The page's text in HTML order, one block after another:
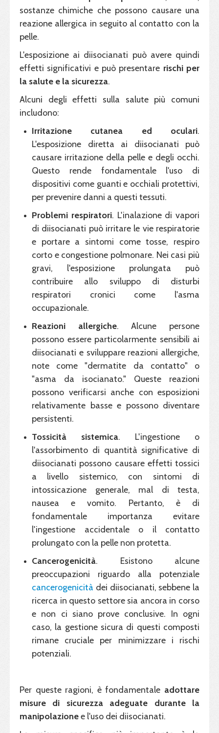
sostanze chimiche che possono causare una
reazione allergica in seguito al contatto con la
pelle.
L'esposizione ai diisocianati può avere quindi
effetti significativi e può presentare rischi per
la salute e la sicurezza.
Alcuni degli effetti sulla salute più comuni
includono:
Irritazione cutanea
ed oculari.
L'esposizione diretta ai diisocianati può
causare irritazione della pelle e degli occhi.
Questo rende fondamentale l'uso di
dispositivi come guanti e occhiali protettivi,
per prevenire danni a questi tessuti.
Problemi respiratori. L'inalazione di vapori
di diisocianati può irritare le vie respiratorie
e portare a sintomi come tosse, respiro
corto e congestione polmonare. Nei casi più
gravi, l'esposizione prolungata può
contribuire allo sviluppo di disturbi
respiratori cronici come l'asma
occupazionale.
Reazioni allergiche. Alcune persone
possono essere particolarmente sensibili ai
diisocianati e sviluppare reazioni allergiche,
note come "dermatite da contatto" o
"asma da isocianato." Queste reazioni
possono verificarsi anche con esposizioni
relativamente basse e possono diventare
persistenti.
Tossicità sistemica. L'ingestione o
l'assorbimento di quantità significative di
diisocianati possono causare effetti tossici
a livello sistemico, con sintomi di
intossicazione generale, mal di testa,
nausea e vomito. Pertanto, è di
fondamentale importanza evitare
l'ingestione accidentale o il contatto
prolungato con la pelle non protetta.
Cancerogenicità. Esistono alcune
preoccupazioni riguardo alla potenziale
cancerogenicità dei diisocianati, sebbene la
ricerca in questo settore sia ancora in corso
e non ci siano prove conclusive. In ogni
caso, la gestione sicura di questi composti
rimane cruciale per minimizzare i rischi
potenziali.
Per queste ragioni, è fondamentale adottare
misure di sicurezza adeguate durante la
manipolazionee l'uso dei diisocianati.